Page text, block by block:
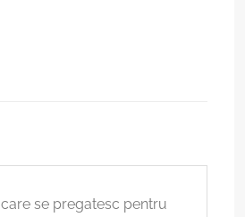
se pregatesc pentru